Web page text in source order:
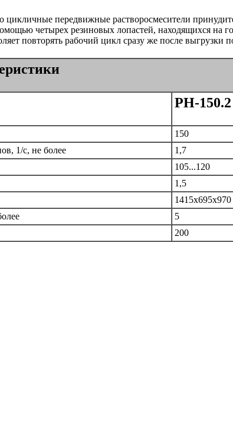
цикличные передвижные растворосмесители
четырех резиновых лопастей, находящихся на
повторять рабочий цикл сразу же после выгрузки
РН-150.2
150
1/с, не более
1,7
105...120
1,5
1415х695х970
5
200